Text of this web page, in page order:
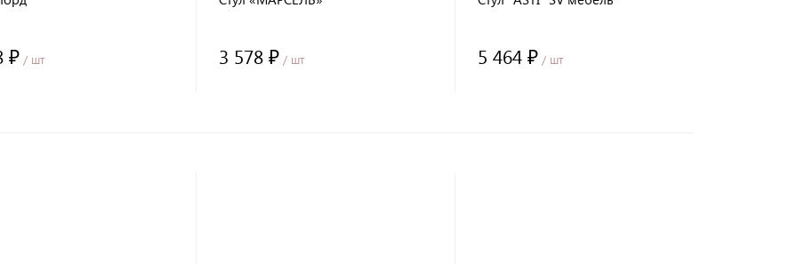
₽ / шт 3 578 ₽/ шт 5 464 ₽ / шт